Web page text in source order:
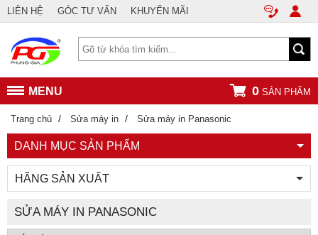
LIÊN HỆ GÓC TƯ VẤN KHUYẾN MÃI
MENU 0 SẢN PHẨM
Trang chủ / Sửa máy in / Sửa máy in Panasonic
DANH MỤC SẢN PHẨM
HÃNG SẢN XUẤT
SỬA MÁY IN PANASONIC